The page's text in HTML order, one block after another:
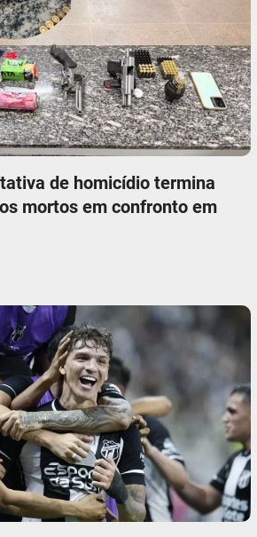
de homicídio termina
mortos em confronto em